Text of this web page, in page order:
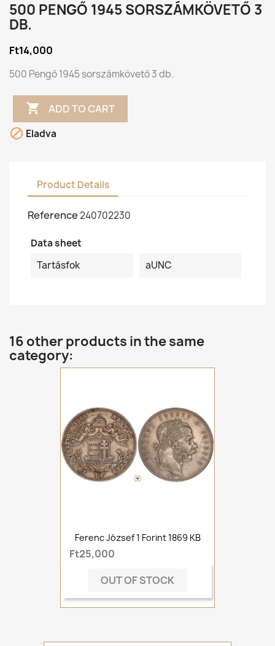
500 PENGŐ 1945 SORSZÁMKÖVETŐ 3
DB.
Ft14,000
500 Pengő 1945 sorszámkövető 3 db.
 ADD TO CART
 Eladva
Product Details
Reference240702230
Data sheet
Tartásfok
aUNC
16 other products in the same
category:
Ferenc József 1 Forint 1869 KB
Ft25,000
OUT OF STOCK